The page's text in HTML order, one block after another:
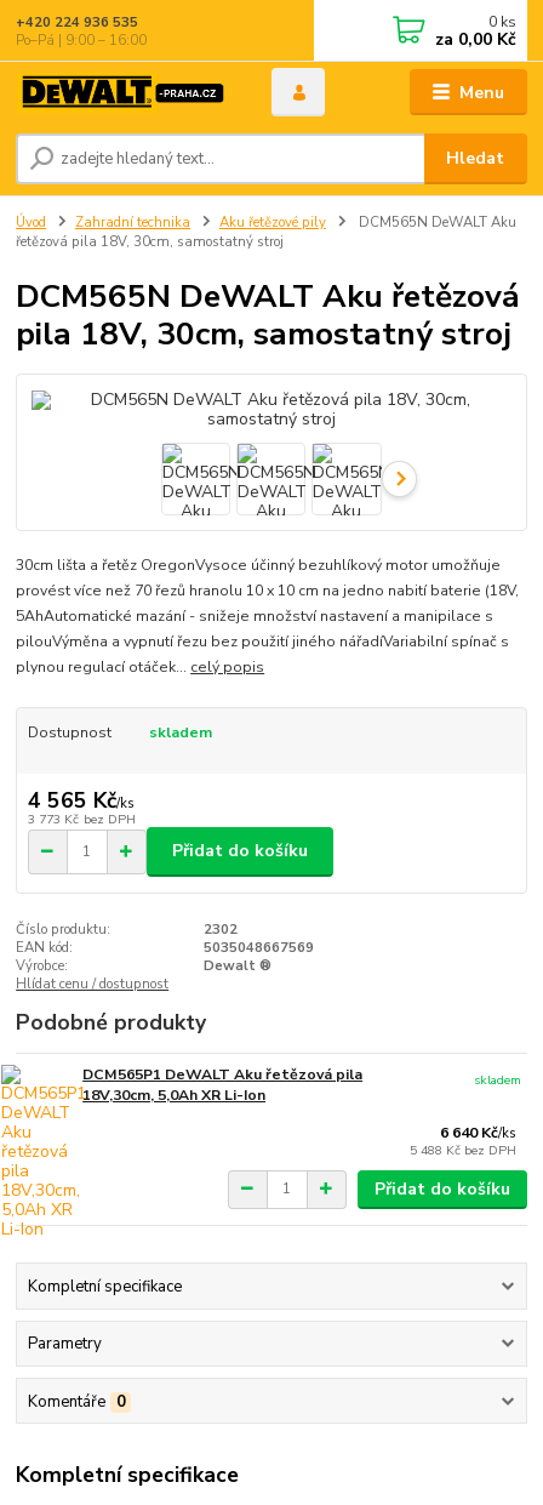
Menu
Hledat
+420 224 936 535
Po–Pá | 9:00 – 16:00
0 ks
za 0,00 Kč
Úvod Zahradní technika Aku řetězové pily
DCM565N DeWALT Aku
řetězová pila 18V, 30cm, samostatný stroj
DCM565N DeWALT Aku řetězová
pila 18V, 30cm, samostatný stroj
30cm lišta a řetěz OregonVysoce účinný bezuhlíkový motor umožňuje
provést více než 70 řezů hranolu 10 x 10 cm na jedno nabití baterie (18V,
5AhAutomatické mazání - snižeje množství nastavení a manipilace s
pilouVýměna a vypnutí řezu bez použití jiného nářadíVariabilní spínač s
plynou regulací otáček... celý popis
Dostupnost skladem
4 565 Kč/ks
3 773 Kč bez DPH
Přidat do košíku
Číslo produktu:
2302
EAN kód:
5035048667569
Výrobce:
Dewalt ®
Hlídat cenu / dostupnost
Podobné produkty
DCM565P1 DeWALT Aku řetězová pila
18V,30cm, 5,0Ah XR Li-Ion
6 640 Kč/ks
5 488 Kč bez DPH
skladem
Přidat do košíku
Kompletní specifikace
Parametry
Komentáře 0
Kompletní specifikace